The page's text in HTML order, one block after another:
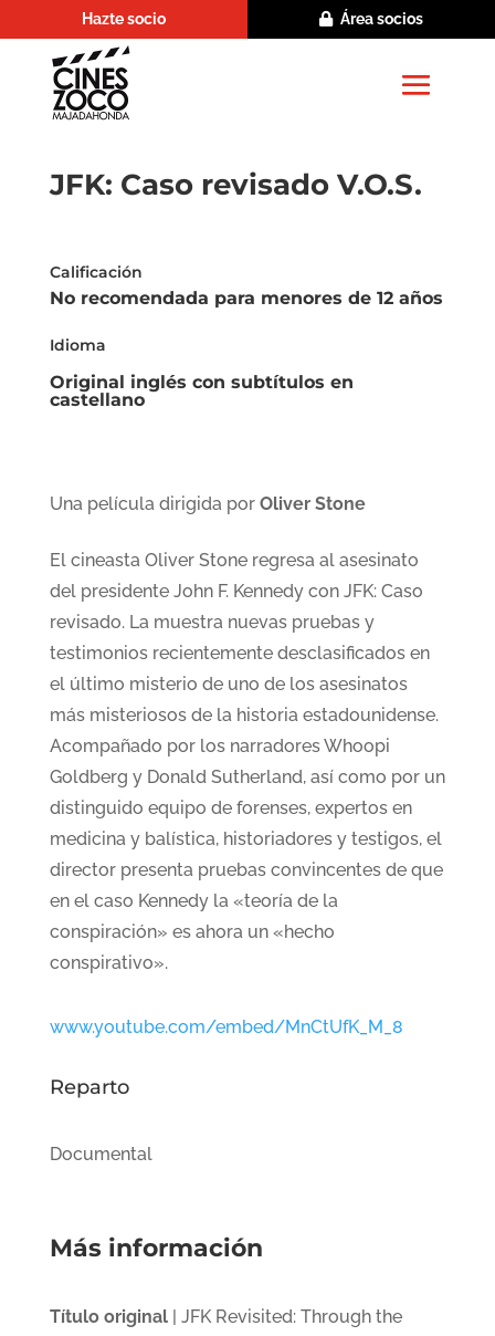
Hazte socio Área socios
JFK: Caso revisado V.O.S.
Calificación
No recomendada para menores de 12 años
Idioma
Original inglés con subtítulos en
castellano
Una película dirigida por Oliver Stone
El cineasta Oliver Stone regresa al asesinato
del presidente John F. Kennedy con JFK: Caso
revisado. La muestra nuevas pruebas y
testimonios recientemente desclasificados en
el último misterio de uno de los asesinatos
más misteriosos de la historia estadounidense.
Acompañado por los narradores Whoopi
Goldberg y Donald Sutherland, así como por un
distinguido equipo de forenses, expertos en
medicina y balística, historiadores y testigos, el
director presenta pruebas convincentes de que
en el caso Kennedy la «teoría de la
conspiración» es ahora un «hecho
conspirativo».
www.youtube.com/embed/MnCtUfK_M_8
Reparto
Documental
Más información
Título original| JFK Revisited: Through the